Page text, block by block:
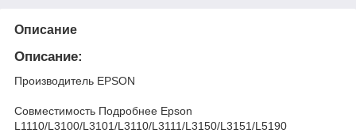
Описание
Описание:
Производитель EPSON
Совместимость Подробнее Epson
L1110/L3100/L3101/L3110/L3111/L3150/L3151/L5190